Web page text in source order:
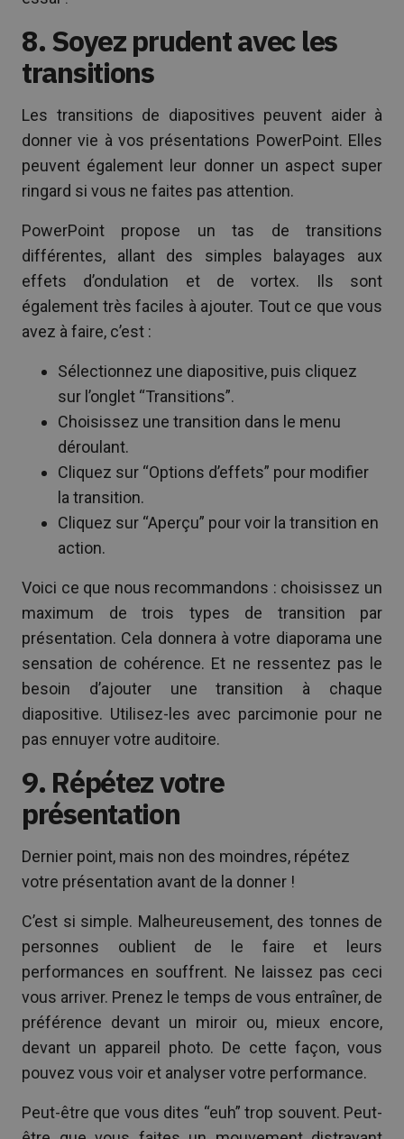
8. Soyez prudent avec les
transitions
Les transitions de diapositives peuvent aider à
donner vie à vos présentations PowerPoint. Elles
peuvent également leur donner un aspect super
ringard si vous ne faites pas attention.
PowerPoint propose un tas de transitions
différentes, allant des simples balayages aux
effets d’ondulation et de vortex. Ils sont
également très faciles à ajouter. Tout ce que vous
avez à faire, c’est :
Sélectionnez une diapositive, puis cliquez
sur l’onglet “Transitions”.
Choisissez une transition dans le menu
déroulant.
Cliquez sur “Options d’effets” pour modifier
la transition.
Cliquez sur “Aperçu” pour voir la transition en
action.
Voici ce que nous recommandons : choisissez un
maximum de trois types de transition par
présentation. Cela donnera à votre diaporama une
sensation de cohérence. Et ne ressentez pas le
besoin d’ajouter une transition à chaque
diapositive. Utilisez-les avec parcimonie pour ne
pas ennuyer votre auditoire.
9. Répétez votre
présentation
Dernier point, mais non des moindres, répétez
votre présentation avant de la donner !
C’est si simple. Malheureusement, des tonnes de
personnes oublient de le faire et leurs
performances en souffrent. Ne laissez pas ceci
vous arriver. Prenez le temps de vous entraîner, de
préférence devant un miroir ou, mieux encore,
devant un appareil photo. De cette façon, vous
pouvez vous voir et analyser votre performance.
Peut-être que vous dites “euh” trop souvent. Peut-